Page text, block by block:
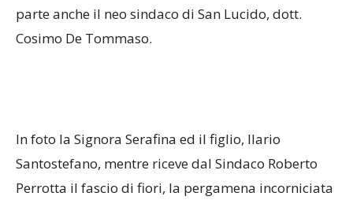
parte anche il neo sindaco di San Lucido, dott.
Cosimo De Tommaso.
In foto la Signora Serafina ed il figlio, Ilario
Santostefano, mentre riceve dal Sindaco Roberto
Perrotta il fascio di fiori, la pergamena incorniciata